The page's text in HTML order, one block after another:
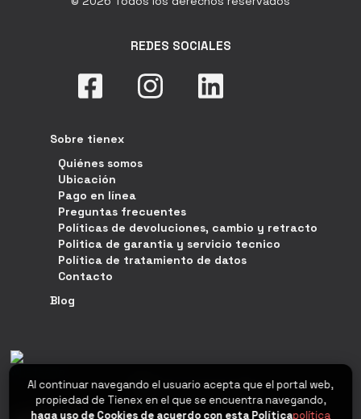
REDES SOCIALES
Sobre tienex
Quiénes somos
Ubicación
Pago en línea
Preguntas frecuentes
Políticas de devoluciones, cambio y retracto
Politica de garantia y servicio tecnico
Política de tratamiento de datos
Contacto
Blog
Al continuar navegando el usuario acepta que el portal web,
propiedad de Tienex en el que se encuentra navegando,
haga uso de Cookies de acuerdo con esta Políticapolítica